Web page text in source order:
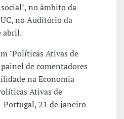
no âmbito da
no Auditório da
abril.
"Políticas Ativas de
de comentadores
na Economia
Ativas de
Portugal, 21 de janeiro